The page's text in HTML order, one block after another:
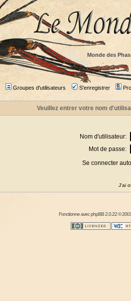
Monde des
Groupes d'utilisateurs S'enregistrer
Veuillez entrer votre nom
Nom d'utilisateur:
Mot de passe:
Se connecter
J'ai
Fonctionne avecphpBB2.0.22 ©